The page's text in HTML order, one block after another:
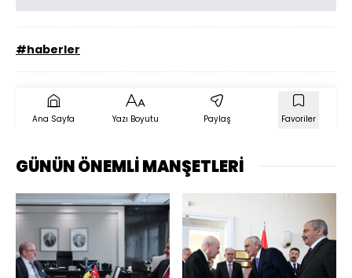
#haberler
Ana Sayfa Yazı Boyutu Paylaş Favoriler
GÜNÜN ÖNEMLİ MANŞETLERİ